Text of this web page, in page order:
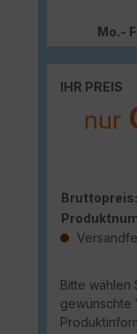
Mo.-
IHR PREIS
nur
Bruttopreis:
Bitte wählen
gewünschte